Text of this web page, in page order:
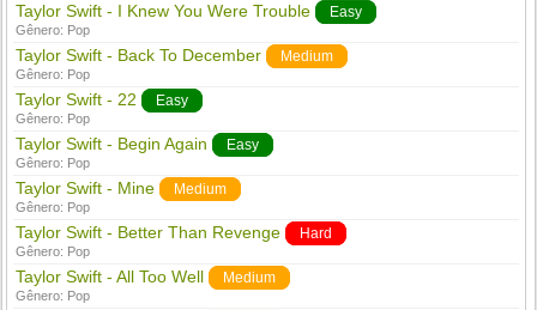
Taylor Swift - I Knew You Were Trouble Easy
Gênero: Pop
Taylor Swift - Back To December Medium
Gênero: Pop
Taylor Swift - 22 Easy
Gênero: Pop
Taylor Swift - Begin Again Easy
Gênero: Pop
Taylor Swift - Mine Medium
Gênero: Pop
Taylor Swift - Better Than Revenge Hard
Gênero: Pop
Taylor Swift - All Too Well Medium
Gênero: Pop